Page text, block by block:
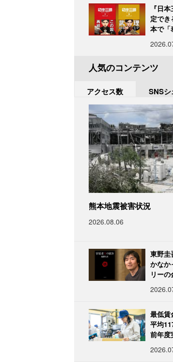
『日
定でき
本で「
人気のコンテンツ
アクセス数 SNSシ
熊本地震被害状況
2026.08.06
東野圭
かな
リー
最低賃
平均
前年度